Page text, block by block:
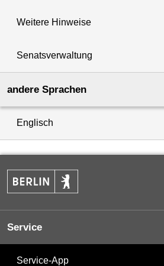
Weitere Hinweise
Senatsverwaltung
andere Sprachen
Englisch
Service
Service-App